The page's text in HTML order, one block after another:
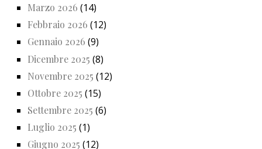
Marzo 2026 (14)
Febbraio 2026 (12)
Gennaio 2026 (9)
Dicembre 2025 (8)
Novembre 2025 (12)
Ottobre 2025 (15)
Settembre 2025 (6)
Luglio 2025 (1)
Giugno 2025 (12)